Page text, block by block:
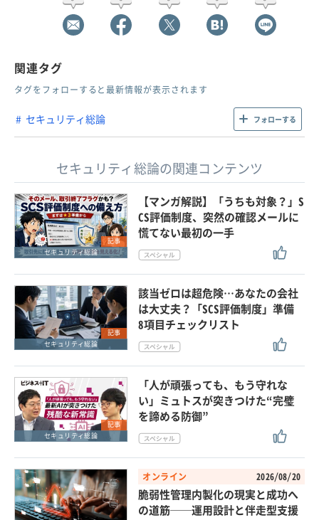
関連タグ
タグをフォローすると最新情報が表示されます
セキュリティ総論 フォローする
セキュリティ総論の関連コンテンツ
記事
セキュリティ総論
【マンガ解説】「うちも対象？」S
CS評価制度、突然の確認メールに
慌てない最初の一手
記事
セキュリティ総論
該当ゼロは超危険…あなたの会社
は大丈夫？「SCS評価制度」準備
8項目チェックリスト
記事
セキュリティ総論
「人が頑張っても、もう守れな
い」ミュトスが突きつけた“完璧
を諦める防御”
オンライン 2026/08/20
脆弱性管理内製化の現実と成功へ
の道筋──運用設計と伴走型支援